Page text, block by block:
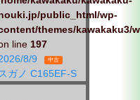
public_html/wp-
themes/kawakaku3/
line 197
8/9
中古
ガノ C165EF-S